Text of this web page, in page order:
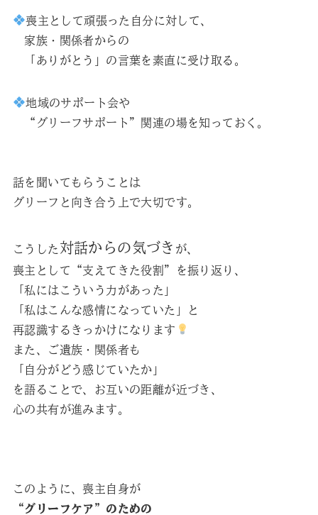
喪主として頑張った自分に対して、
家族・関係者からの
「ありがとう」の言葉を素直に受け取る。
地域のサポート会や
“グリーフサポート”関連の場を知っておく。
話を聞いてもらうことは
グリーフと向き合う上で大切です。
こうした 対話からの気づき が、
喪主として“支えてきた役割”を振り返り、
「私にはこういう力があった」
「私はこんな感情になっていた」と
再認識するきっかけになります
また、ご遺族・関係者も
「自分がどう感じていたか」
を語ることで、お互いの距離が近づき、
心の共有が進みます。
このように、喪主自身が
“グリーフケア”のための